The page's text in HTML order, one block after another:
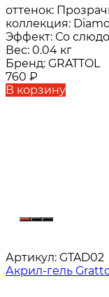
оттенок:
коллекция:
Эффект: Со
Вес: 0.04 кг
Бренд: GRATTOL
760 ₽
В корзину
Артикул: GTAD02
Акрил-гель